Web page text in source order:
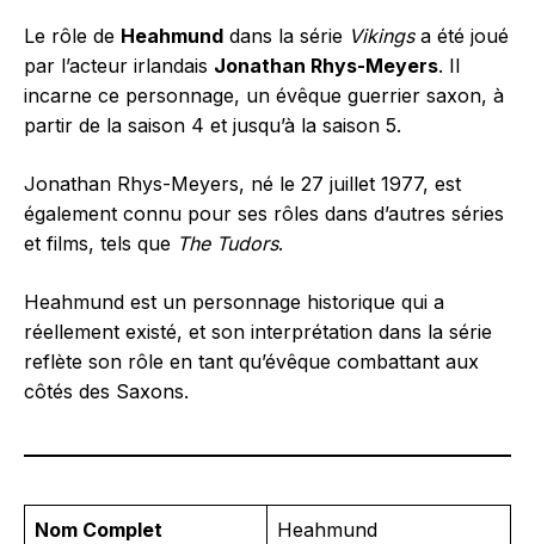
Le rôle de Heahmund dans la série Vikingsa été joué
par l’acteur irlandais Jonathan Rhys-Meyers. Il
incarne ce personnage, un évêque guerrier saxon, à
partir de la saison 4 et jusqu’à la saison 5.
Jonathan Rhys-Meyers, né le 27 juillet 1977, est
également connu pour ses rôles dans d’autres séries
et films, tels que The Tudors.
Heahmund est un personnage historique qui a
réellement existé, et son interprétation dans la série
reflète son rôle en tant qu’évêque combattant aux
côtés des Saxons.
Nom Complet Heahmund